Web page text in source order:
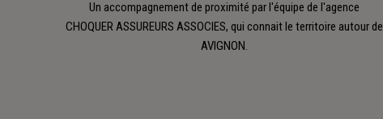
Un accompagnement de proximité par l'équipe de l'agence
CHOQUER ASSUREURS ASSOCIES, qui connait le territoire autour de
AVIGNON.